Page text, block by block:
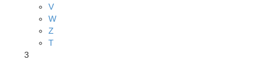
V
W
Z
Т
3